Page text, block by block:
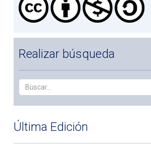
Realizar búsqueda
Última Edición